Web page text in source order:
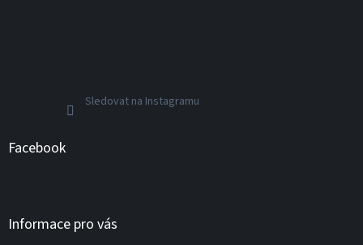
Sledovat na Instagramu
Facebook
Informace pro vás